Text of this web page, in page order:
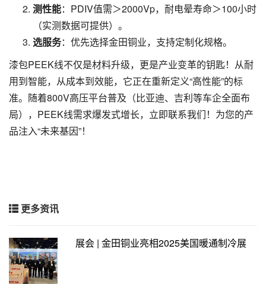
测性能：PDIV值需＞2000Vp，耐电晕寿命＞100小时
（实测数据可提供）。
选服务：优先选择金田铜业，支持定制化规格。
漆包PEEK线不仅是材料升级，更是产业变革的钥匙！从耐
用到智能，从成本到效能，它正在重新定义“高性能”的标
准。随着800V高压平台普及（比亚迪、吉利等车企全面布
局），PEEK线需求爆发式增长，立即联系我们！为您的产
品注入“未来基因”！
更多资讯
展会 | 金田铜业亮相2025美国暖通制冷展